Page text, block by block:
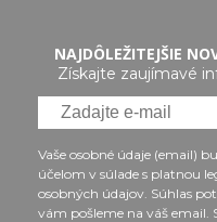
NAJDÔLEŽITEJŠIE
Získajte zaujímavé
Vaše osobné údaje (email)
účelom v súlade s platnou
osobných údajov. Súhlas
vám pošleme na váš email.